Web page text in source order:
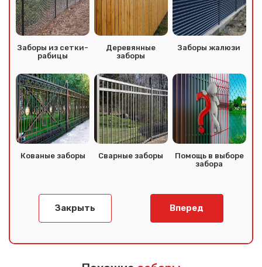
Заборы из сетки-
рабицы
Деревянные
заборы
Заборы жалюзи
Кованые заборы Сварные заборы
Помощь в выборе
забора
Закрыть Вперед